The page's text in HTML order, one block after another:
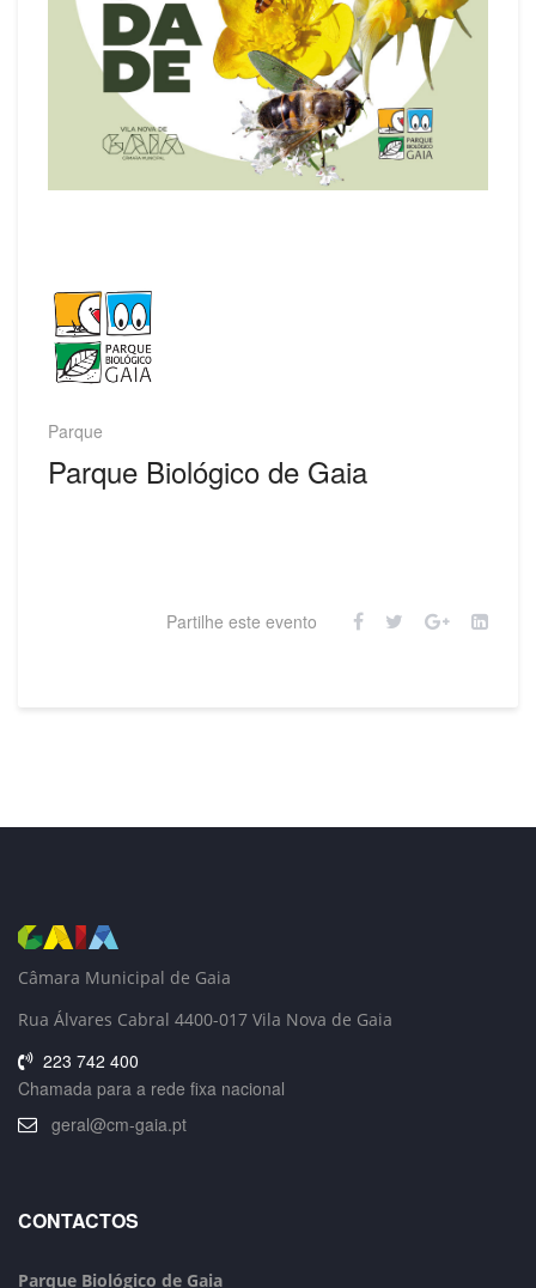
Parque
Parque Biológico de Gaia
Partilhe este evento
Câmara Municipal de Gaia
Rua Álvares Cabral 4400-017 Vila Nova de Gaia
223 742 400
Chamada para a rede fixa nacional
geral@cm-gaia.pt
CONTACTOS
Parque Biológico de Gaia